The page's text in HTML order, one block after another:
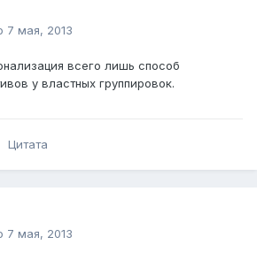
7 мая, 2013
всего лишь способ
у властных группировок.
Цитата
7 мая, 2013